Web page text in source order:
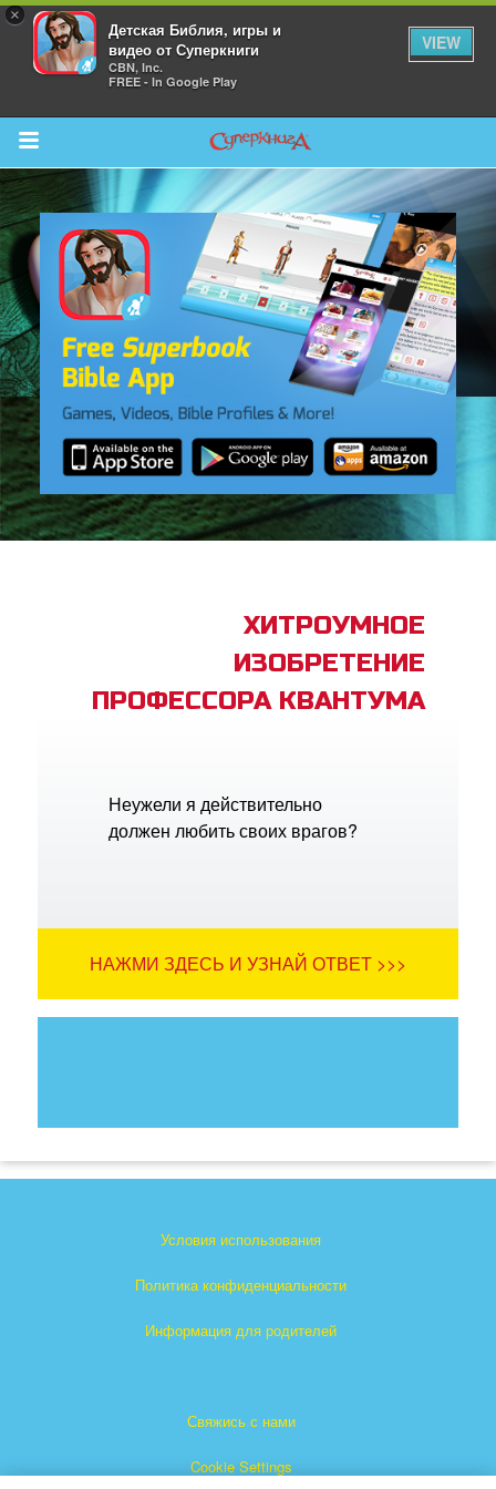
×
Детская Библия, игры и
видео от Суперкниги
CBN, Inc.
FREE - In Google Play
VIEW
Return to Content
Bible App
ХИТРОУМНОЕ
ИЗОБРЕТЕНИЕ
ПРОФЕССОРА КВАНТУМА
Неужели я действительно
должен любить своих врагов?
НАЖМИ ЗДЕСЬ И УЗНАЙ ОТВЕТ >>>
Условия использования
Политика конфиденциальности
Информация для родителей
Свяжись с нами
Cookie Settings